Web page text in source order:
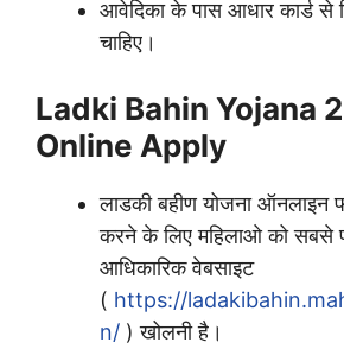
आवेदिका के पास आधार कार्ड से
चाहिए।
Ladki Bahin Yojana
Online Apply
लाडकी बहीण योजना ऑनलाइन
करने के लिए महिलाओ को सबसे
आधिकारिक वेबसाइट
( https://
n/ ) खोलनी है।